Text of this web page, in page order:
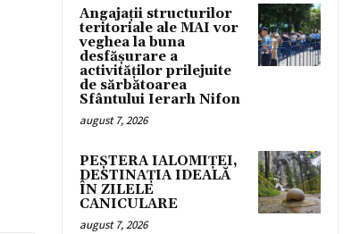
Angajații structurilor
teritoriale ale MAI vor
veghea la buna
desfășurare a
activităților prilejuite
de sărbătoarea
Sfântului Ierarh Nifon
august 7, 2026
PEȘTERA IALOMIȚEI,
DESTINAȚIA IDEALĂ
ÎN ZILELE
CANICULARE
august 7, 2026